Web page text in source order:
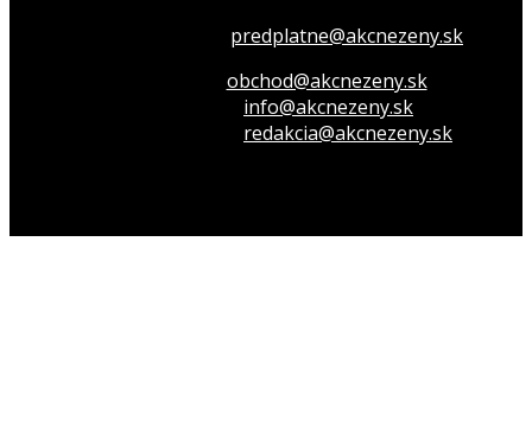
predplatne@akcnezeny.sk
obchod@akcnezeny.sk
info@akcnezeny.sk
redakcia@akcnezeny.sk